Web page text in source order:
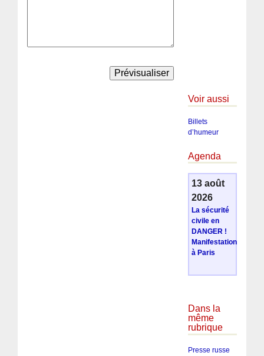
Voir aussi
Billets
d’humeur
Agenda
13 août
2026
La sécurité
civile en
DANGER !
Manifestation
à Paris
Dans la
même
rubrique
Presse russe